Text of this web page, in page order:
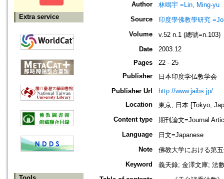
Extra service
Author
林鳴宇 =Lin, Ming-yu
Source
印度學佛教學研究
Volume
v.52 n.1 (總號=n.103)
Date
2003.12
Pages
22 - 25
Publisher
日本印度学仏教学会
Publisher Url
http://www.jaibs.jp/
Location
東京, 日本 [Tokyo,
Content type
期刊論文=Journal
Language
日文=Japanese
Note
佛教大学における第
Keyword
義天錄; 金澤文庫; 法